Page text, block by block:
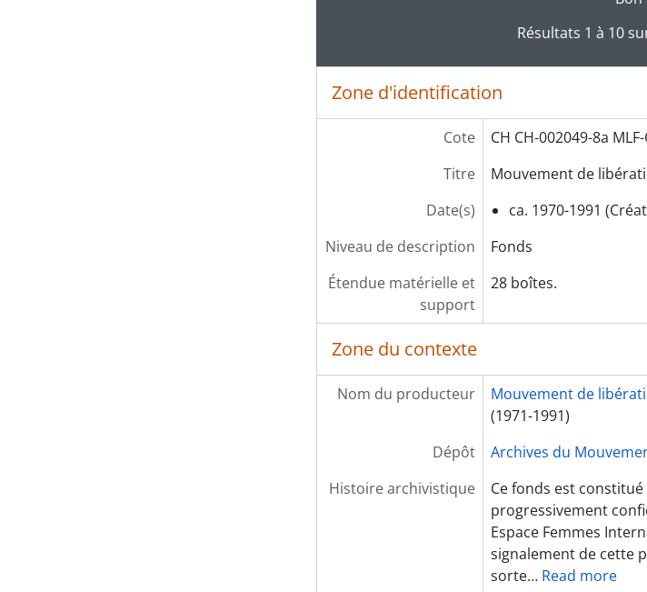
Résultats 1 à 10
Zone d'identification
Cote
CH CH-002049-8a MLF-
Titre
Mouvement de
Date(s)
ca. 1970-1991
Niveau de description
Fonds
Étendue matérielle et
support
28 boîtes.
Zone du contexte
Nom du producteur
Mouvement de
(1971-1991)
Dépôt
Archives du
Histoire archivistique
Ce fonds est
progressivement
Espace Femmes
signalement de cette
sorte… Read more